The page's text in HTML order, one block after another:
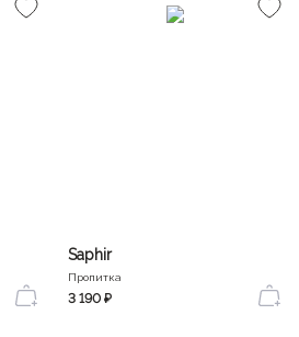
Saphir
Пропитка
3 190 ₽